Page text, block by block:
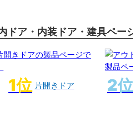
ドア・内装ドア・建具ペー
片開きドア